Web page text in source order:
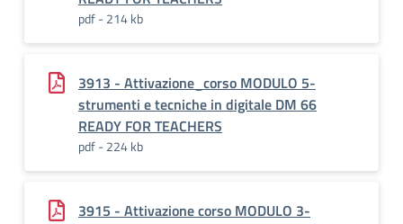
pdf - 214 kb
3913 - Attivazione_corso MODULO 5-
strumenti e tecniche in digitale DM 66
READY FOR TEACHERS
pdf - 224 kb
3915 - Attivazione corso MODULO 3-